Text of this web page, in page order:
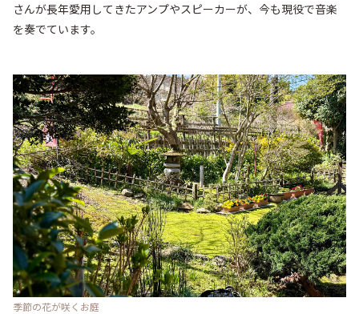
さんが長年愛用してきたアンプやスピーカーが、今も現役で音楽
を奏でています。
季節の花が咲くお庭